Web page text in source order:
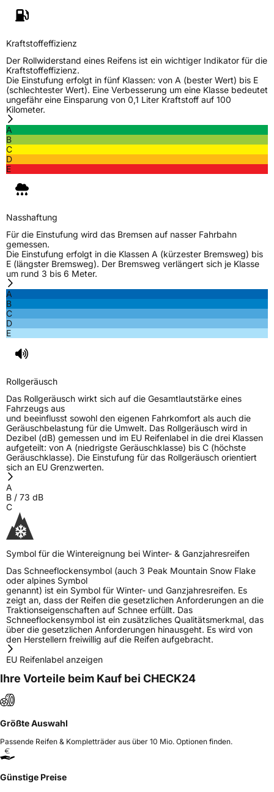
Schlauchtyp
Zustand Neureifen
M+SJa
C-ReifenJa
EU Label
Nasshaftung
Rollgeräusch (Klasse)
Rollgeräusch (dB)
FahrzeugklasseC2
Allgemeine Produktsicherheit (GPSR)
info@prinx.eu
Kraftstoffeffizienz
Der Rollwiderstand eines Reifens ist ein wichtiger Indikator für die
Kraftstoffeffizienz.
Die Einstufung erfolgt in fünf Klassen: von A (bester Wert) bis E
(schlechtester Wert). Eine Verbesserung um eine Klasse bedeutet
ungefähr eine Einsparung von 0,1 Liter Kraftstoff auf 100
Kilometer.
A
B
C
D
E
Nasshaftung
Für die Einstufung wird das Bremsen auf nasser Fahrbahn
gemessen.
Die Einstufung erfolgt in die Klassen A (kürzester Bremsweg) bis
E (längster Bremsweg). Der Bremsweg verlängert sich je Klasse
um rund 3 bis 6 Meter.
A
B
C
D
E
Rollgeräusch
Das Rollgeräusch wirkt sich auf die Gesamtlautstärke eines
Fahrzeugs aus
und beeinflusst sowohl den eigenen Fahrkomfort als auch die
Geräuschbelastung für die Umwelt. Das Rollgeräusch wird in
Dezibel (dB) gemessen und im EU Reifenlabel in die drei Klassen
aufgeteilt: von A (niedrigste Geräuschklasse) bis C (höchste
Geräuschklasse). Die Einstufung für das Rollgeräusch orientiert
sich an EU Grenzwerten.
A
B / 73 dB
C
Symbol für die Wintereignung bei Winter- & Ganzjahresreifen
Das Schneeflockensymbol (auch 3 Peak Mountain Snow Flake
oder alpines Symbol
genannt) ist ein Symbol für Winter- und Ganzjahresreifen. Es
zeigt an, dass der Reifen die gesetzlichen Anforderungen an die
Traktionseigenschaften auf Schnee erfüllt. Das
Schneeflockensymbol ist ein zusätzliches Qualitätsmerkmal, das
über die gesetzlichen Anforderungen hinausgeht. Es wird von
den Herstellern freiwillig auf die Reifen aufgebracht.
EU Reifenlabel anzeigen
Ihre Vorteile beim Kauf bei CHECK24
Größte Auswahl
Passende Reifen & Kompletträder aus über 10 Mio. Optionen finden.
Günstige Preise